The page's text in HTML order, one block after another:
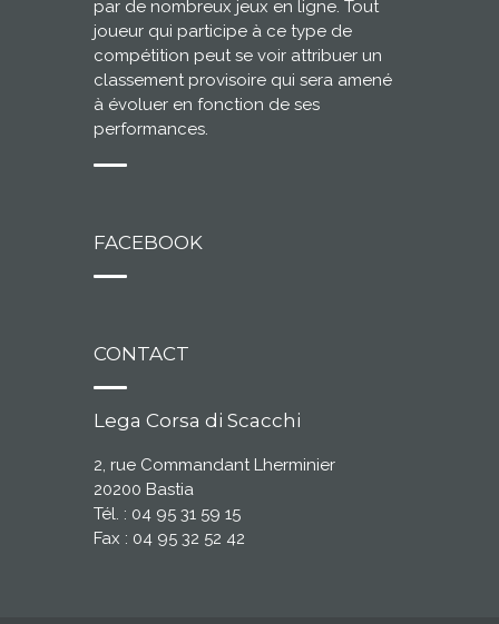
par de nombreux jeux en ligne. Tout
joueur qui participe à ce type de
compétition peut se voir attribuer un
classement provisoire qui sera amené
à évoluer en fonction de ses
performances.
FACEBOOK
CONTACT
Lega Corsa di Scacchi
2, rue Commandant Lherminier
20200 Bastia
Tél. : 04 95 31 59 15
Fax : 04 95 32 52 42